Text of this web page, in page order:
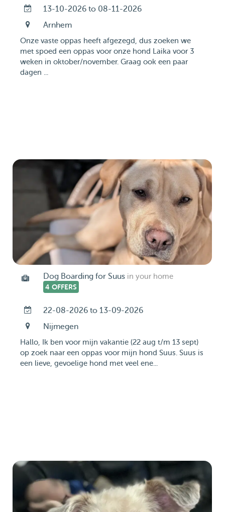
13-10-2026 to 08-11-2026
Arnhem
Onze vaste oppas heeft afgezegd, dus zoeken we
met spoed een oppas voor onze hond Laika voor 3
weken in oktober/november. Graag ook een paar
dagen ...
Dog Boarding for Suus in your home
4 OFFERS
22-08-2026 to 13-09-2026
Nijmegen
Hallo, Ik ben voor mijn vakantie (22 aug t/m 13 sept)
op zoek naar een oppas voor mijn hond Suus. Suus is
een lieve, gevoelige hond met veel ene...